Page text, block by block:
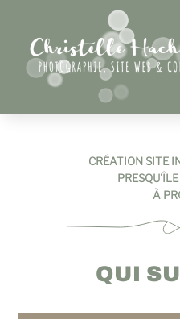
CRÉATION SITE
À
QUI